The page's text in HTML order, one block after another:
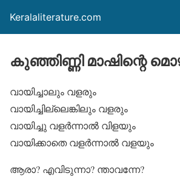
Keralaliterature.com
കുഞ്ഞിണ്ണി മാഷിന്റെ
വായിച്ചാലും വളരും
വായിച്ചില്ലെങ്കിലും വളരും
വായിച്ചു വളര്‍ന്നാല്‍ വിളയും
വായിക്കാതെ വളര്‍ന്നാല്‍ വളയും
ആരാ? എവിടുന്നാ? ന്താവന്നേ?